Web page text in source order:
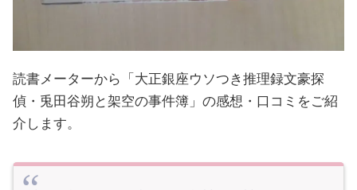
読書メーターから「大正銀座ウソつき推理録文豪探
偵・兎田谷朔と架空の事件簿」の感想・口コミをご紹
介します。